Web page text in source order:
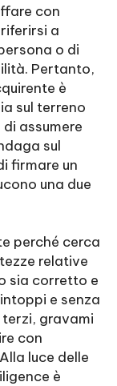
con
a
o di
Pertanto,
è
sul terreno
assumere
sul
firmare un
una due
perché cerca
relative
sia corretto e
e senza
gravami
con
luce delle
è